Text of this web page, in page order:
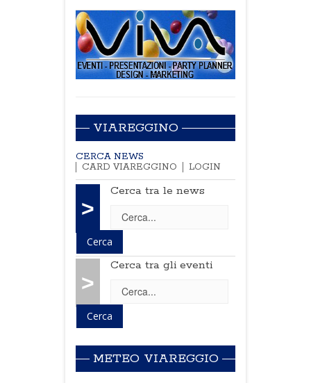
VIAREGGINO
CERCA NEWS
CARD VIAREGGINO
LOGIN
>
Cerca tra le news
>
Cerca tra gli eventi
METEO VIAREGGIO